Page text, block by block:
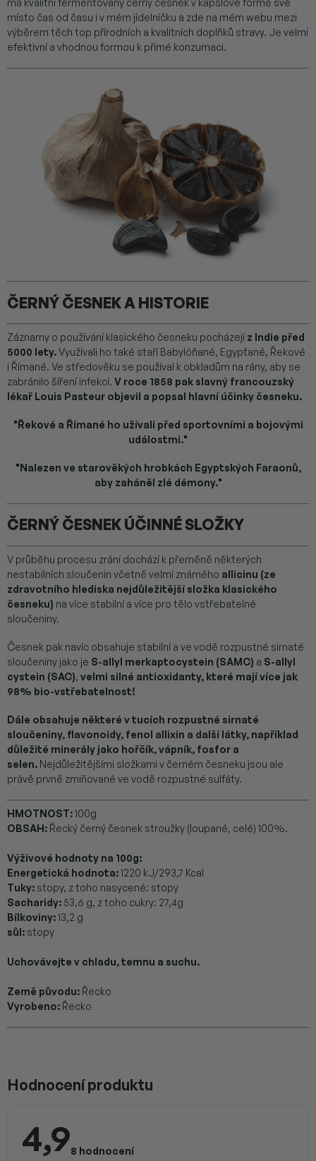
má kvalitní fermentovaný černý česnek v kapslové formě své
místo čas od času i v mém jídelníčku a zde na mém webu mezi
výběrem těch top přírodních a kvalitních doplňků stravy. Je velmi
efektivní a vhodnou formou k přímé konzumaci.
ČERNÝ ČESNEK A HISTORIE
Záznamy o používání klasického česneku pocházejí z Indie před
5000 lety.Využívali ho také staří Babylóňané, Egypťané, Řekové
i Římané. Ve středověku se používal k obkladům na rány, aby se
zabránilo šíření infekcí. V roce 1858 pak slavný francouzský
lékař Louis Pasteur objevil a popsal hlavní účinky česneku.
"Řekové a Římané ho užívali před sportovními a bojovými
událostmi."
"Nalezen ve starověkých hrobkách Egyptských Faraonů,
aby zaháněl zlé démony."
ČERNÝ ČESNEK ÚČINNÉ SLOŽKY
V průběhu procesu zrání dochází k přeměně některých
nestabilních sloučenin včetně velmi známého allicinu (ze
zdravotního hlediska nejdůležitější složka klasického
česneku) na více stabilní a více pro tělo vstřebatelné
sloučeniny.
Česnek pak navíc obsahuje stabilní a ve vodě rozpustné sirnaté
sloučeniny jako je S-allyl merkaptocystein (SAMC) a S-allyl
cystein (SAC), velmi silné antioxidanty, které mají více jak
98% bio-vstřebatelnost!
Dále obsahuje některé v tucích rozpustné sirnaté
sloučeniny, flavonoidy, fenol allixin a další látky, například
důležité minerály jako hořčík, vápník, fosfor a
selen. Nejdůležitějšími složkami v černém česneku jsou ale
právě prvně zmiňované ve vodě rozpustné sulfáty.
HMOTNOST:100g
OBSAH: Řecký černý česnek stroužky (loupané, celé) 100%.
Výživové hodnoty na 100g:
Energetická hodnota:1220 kJ/293,7 Kcal
Tuky: stopy, z toho nasycené: stopy
Sacharidy: 53,6 g, z toho cukry: 27,4g
Bílkoviny:13,2 g
sůl: stopy
Uchovávejte v chladu, temnu a suchu.
Země původu: Řecko
Vyrobeno: Řecko
Hodnocení produktu
4,98 hodnocení
i